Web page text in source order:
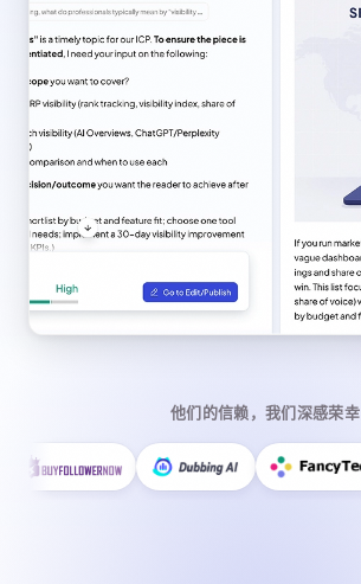
他们的信赖，我们深感荣幸